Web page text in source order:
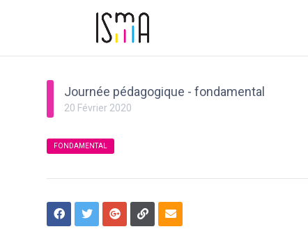
Journée pédagogique - fondamental
20 Février 2020
FONDAMENTAL